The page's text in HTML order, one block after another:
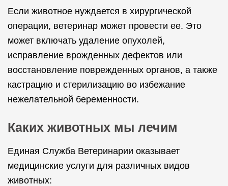
Лечение рептилий Лечение грызунов
Лечение кошек
Если животное нуждается в хирургической
операции, ветеринар может провести ее. Это
может включать удаление опухолей,
исправление врожденных дефектов или
восстановление поврежденных органов, а также
кастрацию и стерилизацию во избежание
нежелательной беременности.
Каких животных мы лечим
Единая Служба Ветеринарии оказывает
медицинские услуги для различных видов
животных: